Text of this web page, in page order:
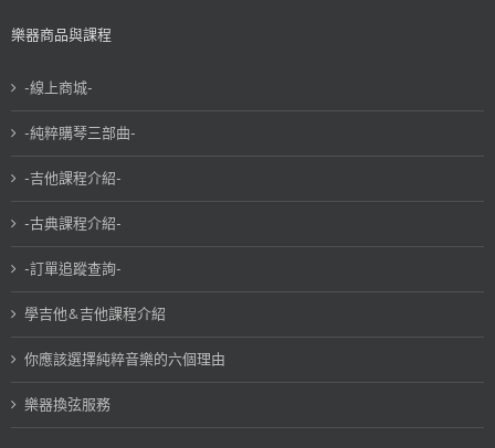
樂器商品與課程
-線上商城-
-純粹購琴三部曲-
-吉他課程介紹-
-古典課程介紹-
-訂單追蹤查詢-
學吉他&吉他課程介紹
你應該選擇純粹音樂的六個理由
樂器換弦服務